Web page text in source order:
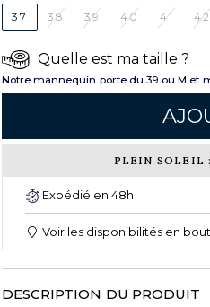
37 38 39 40 41 42
Quelle est ma taille ?
Notre mannequin porte du 39 ou M et
PLEIN SOLEIL :
Expédié en 48h
Voir les disponibilités en
DESCRIPTION DU PRODUIT